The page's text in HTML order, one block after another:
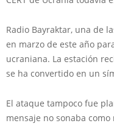
Radio Bayraktar, una de
en marzo de este año
ucraniana. La estación
se ha convertido en un
El ataque tampoco fue
mensaje no sonaba